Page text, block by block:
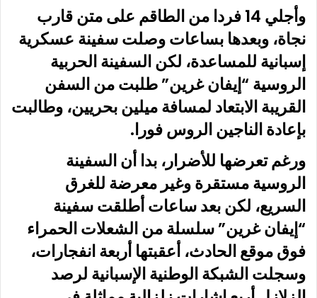
وأجلي 14 فردا من الطاقم على متن قارب
نجاة، وبعدها بساعات وصلت سفينة عسكرية
إسبانية للمساعدة، لكن السفينة الحربية
الروسية “إيفان غرين” طلبت من السفن
القريبة الابتعاد لمسافة ميلين بحريين، وطالبت
بإعادة الناجين الروس فورا.
ورغم تعرضها للأضرار، بدا أن السفينة
الروسية مستقرة وغير معرضة للغرق
السريع، لكن بعد ساعات أطلقت سفينة
“إيفان غرين” سلسلة من الشعلات الحمراء
فوق موقع الحادث، أعقبتها أربعة انفجارات،
وسجلت الشبكة الوطنية الإسبانية لرصد